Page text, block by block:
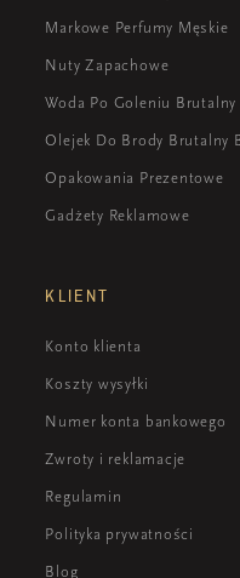
Markowe Perfumy Męskie
Nuty Zapachowe
Woda Po Goleniu Brutalny
Olejek Do Brody Brutalny
Opakowania Prezentowe
Gadżety Reklamowe
KLIENT
Konto klienta
Koszty wysyłki
Numer konta bankowego
Zwroty i reklamacje
Regulamin
Polityka prywatności
Blog